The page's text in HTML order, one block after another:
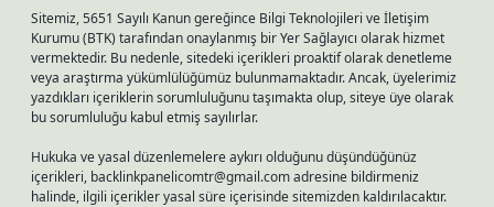
Sitemiz, 5651 Sayılı Kanun gereğince Bilgi Teknolojileri ve İletişim
Kurumu (BTK) tarafından onaylanmış bir Yer Sağlayıcı olarak hizmet
vermektedir. Bu nedenle, sitedeki içerikleri proaktif olarak denetleme
veya araştırma yükümlülüğümüz bulunmamaktadır. Ancak, üyelerimiz
yazdıkları içeriklerin sorumluluğunu taşımakta olup, siteye üye olarak
bu sorumluluğu kabul etmiş sayılırlar.
Hukuka ve yasal düzenlemelere aykırı olduğunu düşündüğünüz
içerikleri, backlinkpanelicomtr@gmail.comadresine bildirmeniz
halinde, ilgili içerikler yasal süre içerisinde sitemizden kaldırılacaktır.